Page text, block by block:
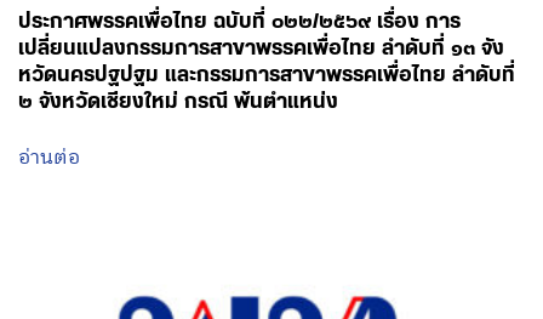
ประกาศพรรคเพื่อไทย ฉบับที่ ๐๒๒/๒๕๖๙ เรื่อง การ
เปลี่ยนแปลงกรรมการสาขาพรรคเพื่อไทย ลำดับที่ ๑๓ จัง
หวัดนครปฐปฐม และกรรมการสาขาพรรคเพื่อไทย ลำดับที่
๒ จังหวัดเชียงใหม่ กรณี พ้นตำแหน่ง
อ่านต่อ